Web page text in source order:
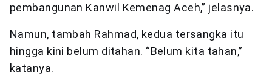
pembangunan Kanwil Kemenag Aceh,” jelasnya.
Namun, tambah Rahmad, kedua tersangka itu
hingga kini belum ditahan. “Belum kita tahan,”
katanya.